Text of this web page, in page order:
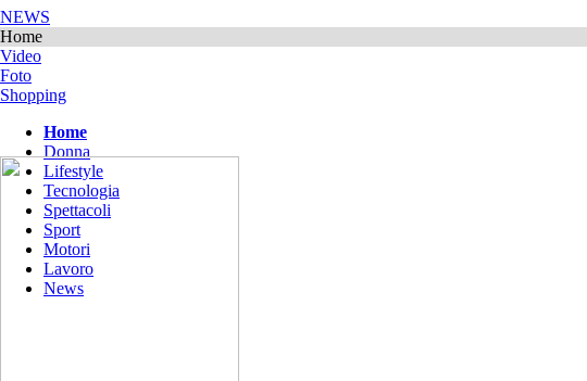
NEWS
Home
Video
Foto
Shopping
Home
Donna
Lifestyle
Tecnologia
Spettacoli
Sport
Motori
Lavoro
News